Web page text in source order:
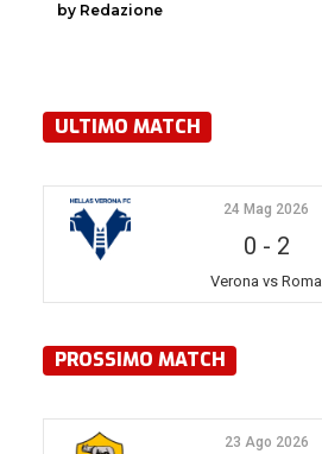
by Redazione
ULTIMO MATCH
24 Mag 2026
0 - 2
Verona vs Roma
PROSSIMO MATCH
23 Ago 2026